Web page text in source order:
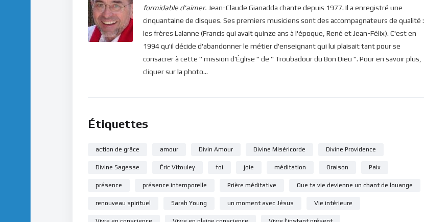
formidable d'aimer. Jean-Claude Gianadda chante depuis 1977. Il a enregistré une
cinquantaine de disques. Ses premiers musiciens sont des accompagnateurs de qualité :
les frères Lalanne (Francis qui avait quinze ans à l'époque, René et Jean-Félix). C'est en
1994 qu'il décide d'abandonner le métier d'enseignant qui lui plaisait tant pour se
consacrer à cette " mission d'Église " de " Troubadour du Bon Dieu ". Pour en savoir plus,
cliquer sur la photo...
Étiquettes
action de grâce amour Divin Amour Divine Miséricorde Divine Providence
Divine Sagesse Éric Vitouley foi joie méditation Oraison Paix
présence présence intemporelle Prière méditative Que ta vie devienne un chant de louange
renouveau spirituel Sarah Young un moment avec Jésus Vie intérieure